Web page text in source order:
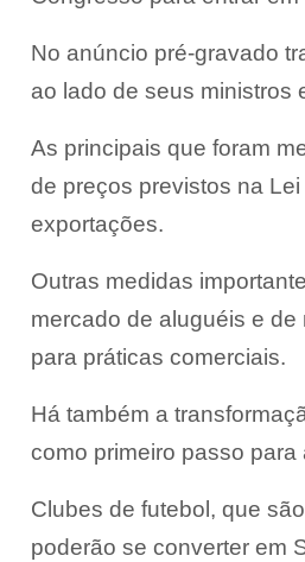
No anúncio pré-gravado
ao lado de seus ministros
As principais que foram
de preços previstos na
exportações.
Outras medidas
mercado de aluguéis e
para práticas comerciais.
Há também a
como primeiro passo para
Clubes de futebol, que
poderão se converter em